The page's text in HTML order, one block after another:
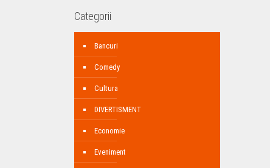
Categorii
Bancuri
Comedy
Cultura
DIVERTISMENT
Economie
Eveniment